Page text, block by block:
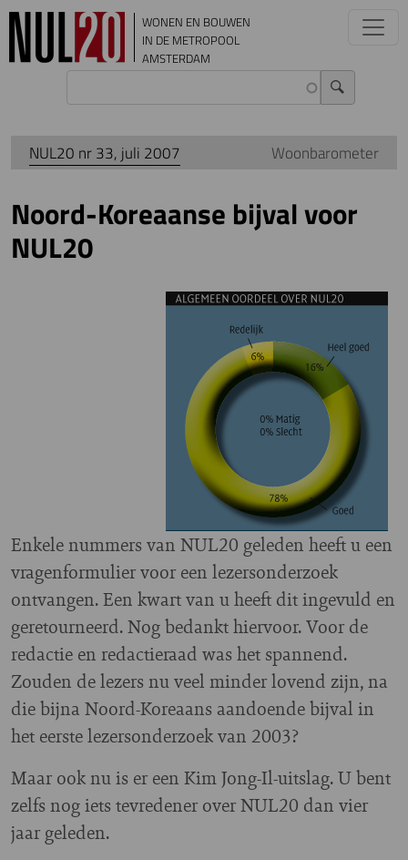
Overslaan en naar de inhoud gaan
WONEN EN BOUWEN
IN DE METROPOOL
AMSTERDAM
NUL20 nr 33, juli 2007 Woonbarometer
Noord-Koreaanse bijval voor
NUL20
Enkele nummers van NUL20 geleden heeft u een
vragenformulier voor een lezersonderzoek
ontvangen. Een kwart van u heeft dit ingevuld en
geretourneerd. Nog bedankt hiervoor. Voor de
redactie en redactieraad was het spannend.
Zouden de lezers nu veel minder lovend zijn, na
die bijna Noord-Koreaans aandoende bijval in
het eerste lezersonderzoek van 2003?
Maar ook nu is er een Kim Jong-Il-uitslag. U bent
zelfs nog iets tevredener over NUL20 dan vier
jaar geleden.